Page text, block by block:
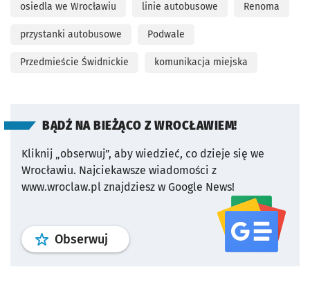
osiedla we Wrocławiu linie autobusowe Renoma
przystanki autobusowe Podwale
Przedmieście Świdnickie komunikacja miejska
BĄDŹ NA BIEŻĄCO Z WROCŁAWIEM!
Kliknij „obserwuj”, aby wiedzieć, co dzieje się we
Wrocławiu. Najciekawsze wiadomości z
www.wroclaw.pl znajdziesz w Google News!
Obserwuj profil serwisu